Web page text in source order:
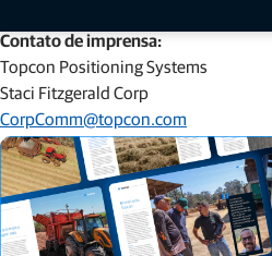
Contato de imprensa:
Topcon Positioning Systems
Staci Fitzgerald Corp
CorpComm@topcon.com
+1 925-245-8610
Artigos